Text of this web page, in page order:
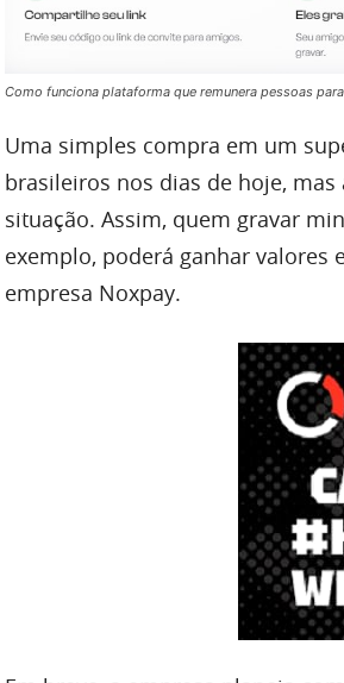
Como funciona plataforma que remunera pessoas
Uma simples compra em um
brasileiros nos dias de hoje,
situação. Assim, quem gravar
exemplo, poderá ganhar valores
empresa Noxpay.